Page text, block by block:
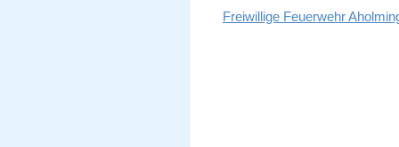
Freiwillige Feuerwehr